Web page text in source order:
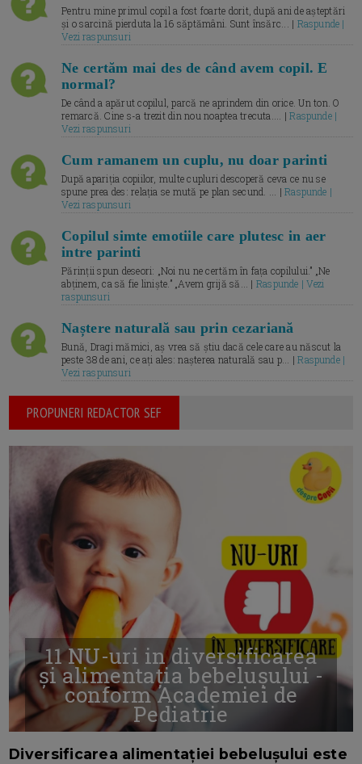
Pentru mine primul copil a fost foarte dorit, după ani de așteptări
și o sarcină pierduta la 16 săptămâni. Sunt însărc... | Raspunde |
Vezi raspunsuri
Ne certăm mai des de când avem copil. E
normal?
De când a apărut copilul, parcă ne aprindem din orice. Un ton. O
remarcă. Cine s-a trezit din nou noaptea trecuta.... |Raspunde |
Vezi raspunsuri
Cum ramanem un cuplu, nu doar parinti
După apariția copiilor, multe cupluri descoperă ceva ce nu se
spune prea des: relația se mută pe plan secund. ... |Raspunde |
Vezi raspunsuri
Copilul simte emotiile care plutesc in aer
intre parinti
Părinții spun deseori: „Noi nu ne certăm în fața copilului.” „Ne
abținem, ca să fie liniște.” „Avem grijă să... | Raspunde | Vezi
raspunsuri
Naștere naturală sau prin cezariană
Bună, Dragi mămici, aș vrea să știu dacă cele care au născut la
peste 38 de ani, ce ați ales: nașterea naturală sau p... |Raspunde |
Vezi raspunsuri
PROPUNERI REDACTOR SEF
11 NU-uri in diversificarea
și alimentația bebelușului -
conform Academiei de
Pediatrie
Diversificarea alimentației bebelușului este